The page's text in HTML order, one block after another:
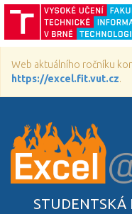
Web aktuálního ročníku
https://excel.fit.vut.cz.
STUDENTSKÁ